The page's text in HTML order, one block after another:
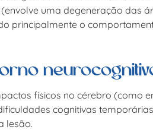
uma degeneração das
principalmente o
físicos no cérebro (como
cognitivas
lesão.